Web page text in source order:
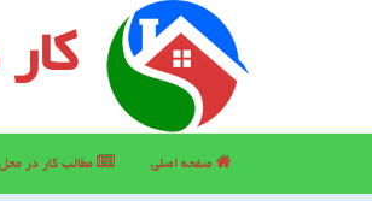
صفحه اصلی مطالب كار در محل